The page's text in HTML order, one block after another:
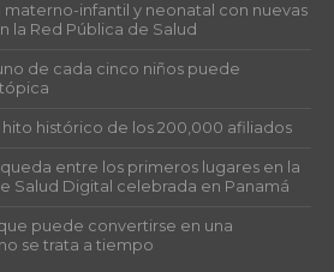
infantil y neonatal con nuevas
la Red Pública de Salud
de cada cinco niños puede
hito histórico de los 200,000 afiliados
entre los primeros lugares en la
Salud Digital celebrada en Panamá
puede convertirse en una
se trata a tiempo